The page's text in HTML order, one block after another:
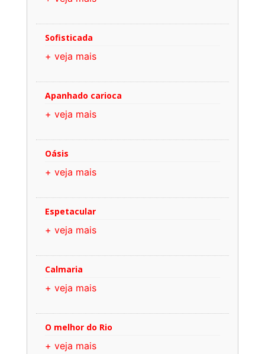
Sofisticada
+ veja mais
Apanhado carioca
+ veja mais
Oásis
+ veja mais
Espetacular
+ veja mais
Calmaria
+ veja mais
O melhor do Rio
+ veja mais